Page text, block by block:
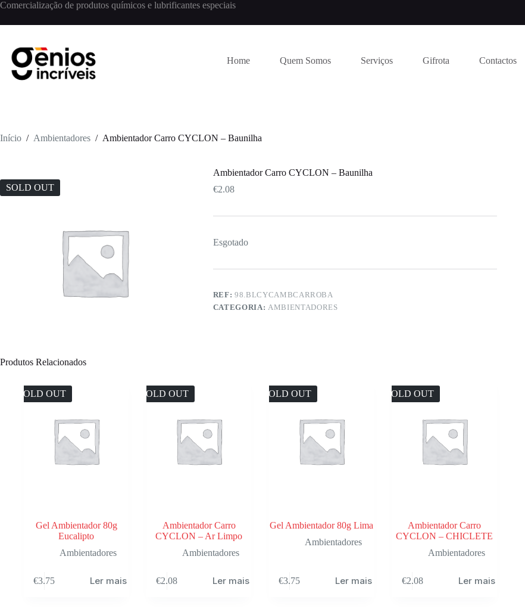
Comercialização de produtos químicos e lubrificantes especiais
Home Quem Somos Serviços Gifrota Contactos
Início / Ambientadores / Ambientador Carro CYCLON – Baunilha
SOLD OUT
Ambientador Carro CYCLON – Baunilha
€2.08
Esgotado
REF:98.BLCYCAMBCARROBA
CATEGORIA: AMBIENTADORES
Produtos Relacionados
SOLD OUT
Gel Ambientador 80g
Eucalipto
Ambientadores
€3.75 Ler mais
SOLD OUT
Ambientador Carro
CYCLON – Ar Limpo
Ambientadores
€2.08 Ler mais
SOLD OUT
Gel Ambientador 80g Lima
Ambientadores
€3.75 Ler mais
SOLD OUT
Ambientador Carro
CYCLON – CHICLETE
Ambientadores
€2.08 Ler mais